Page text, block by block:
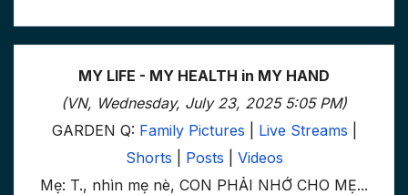
MY LIFE - MY HEALTH in MY HAND
(VN, Wednesday, July 23, 2025 5:05 PM)
GARDEN Q: Family Pictures Live Streams
Shorts
Posts
Videos
Mẹ: T., nhìn mẹ nè, CON PHẢI NHỚ CHO MẸ...